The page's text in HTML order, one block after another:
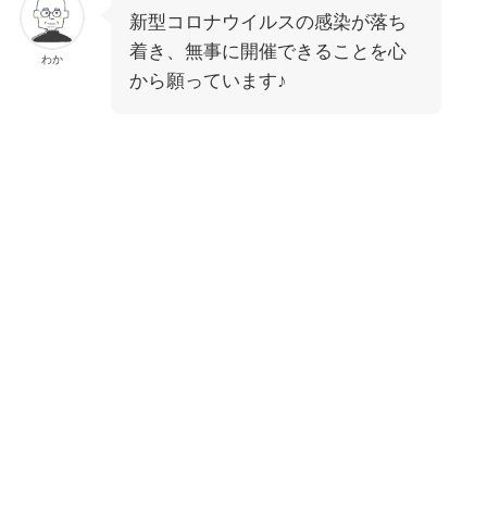
わか
新型コロナウイルスの感染が落ち
着き、無事に開催できることを心
から願っています♪